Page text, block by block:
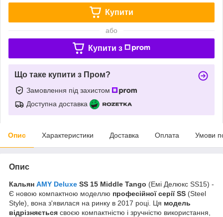
Купити
або
Купити з
Що таке купити з Пром?
Замовлення під захистом
Доступна доставка
Опис Характеристики Доставка Оплата Умови
Опис
Кальян AMY Deluxe SS 15 Middle Tango (Емі Делюкс SS15) -
Є новою компактною моделлю професійної серії SS (Steel
Style), вона з'явилася на ринку в 2017 році. Ця модель
відрізняється своєю компактністю і зручністю використання,